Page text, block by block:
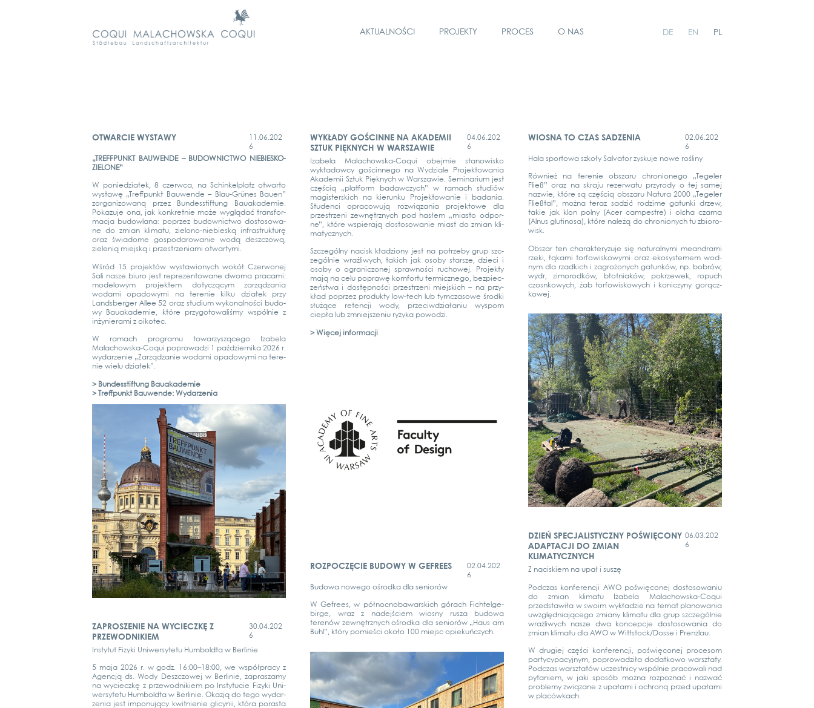
AKTUALNOŚCI PROJEKTY PROCES O NAS DE EN PL
OTWARCIE WYSTAWY
11.06.202
6
„TREFF­PUNKT BAU­WEN­DE – BUDOW­NICT­WO NIE­­BIES­­KO-
ZIE­­LO­­NE”
W ponied­ziałek, 8 czerw­ca, na Schin­kel­platz otwar­to
wysta­wę „Treff­punkt Bau­wen­de – Blau-Grü­­nes Bau­en”
zor­ga­ni­zowaną przez Bun­des­stif­tung Bau­aka­de­mie.
Poka­zu­je ona, jak kon­kret­nie może wyglą­dać trans­for­
mac­ja budow­la­na: poprzez budow­nict­wo dosto­so­wa­
ne do zmi­an kli­ma­tu, zie­­lo­­no-nie­­bies­ką infra­struk­turę
oraz świa­do­me gos­po­da­rowa­nie wodą deszc­zową,
zie­lenią mie­js­ką i przestrze­nia­mi otwar­ty­mi.
Wśród 15 pro­jek­tów wysta­wionych wokół Czer­wo­nej
Sali nas­ze biuro jest repre­zen­to­wa­ne dwo­ma pra­ca­mi:
modelo­wym pro­jek­tem doty­c­zą­cym zar­ząd­za­nia
woda­mi opa­do­wy­mi na tere­nie kil­ku działek przy
Lands­ber­ger Allee 52 oraz stu­di­um wyko­n­al­ności budo­
wy Bau­aka­de­mie, któ­re przy­go­to­wa­liś­my wspól­nie z
inży­nie­ra­mi z oiko­tec.
W ramach pro­gra­mu towar­zy­szące­go Iza­be­la
Malachow­s­­ka-Coqui popro­wad­zi 1 paźd­zier­ni­ka 2026 r.
wydar­ze­nie „Zar­ząd­za­nie woda­mi opa­do­wy­mi na tere­
nie wie­lu działek”.
> Bun­des­stif­tung Bau­aka­de­mie
> Treff­punkt Bau­wen­de: Wydar­zenia
WYKŁADY GOŚCINNE NA AKADEMII
SZTUK PIĘKNYCH W WARSZAWIE
04.06.202
6
Iza­be­la Malachow­s­­ka-Coqui obej­mie sta­nowis­ko
wykła­dow­cy gościn­n­ego na Wyd­zia­le Pro­jek­to­wa­nia
Aka­de­mii Sztuk Pię­knych w Wars­za­wie. Semi­na­ri­um jest
częścią „plat­form bad­aw­c­zych” w ramach stu­diów
magis­ter­s­kich na kier­un­ku Pro­jek­to­wa­nie i bad­a­nia.
Stu­den­ci opra­co­wu­ją roz­wią­za­nia pro­jek­to­we dla
przestrze­ni zewnę­trz­nych pod hasłem „mias­to odpor­
ne”, któ­re wspie­ra­ją dosto­so­wa­nie miast do zmi­an kli­
ma­ty­cz­nych.
Szc­ze­gól­ny nacisk kład­zio­ny jest na potrze­by grup szc­
ze­gól­nie wraż­li­wych, takich jak oso­by star­s­ze, dzie­ci i
oso­by o ogra­nic­zo­nej spraw­ności rucho­wej. Pro­jek­ty
mają na celu popra­wę kom­for­tu ter­micz­n­ego, bez­piec­
zeńst­wa i dostęp­ności przestrze­ni mie­js­kich – na przy­
kład poprzez pro­duk­ty low-tech lub tymc­z­a­so­we środ­ki
służące reten­c­ji wody, prze­ciwd­ziała­niu wyspom
ciepła lub zmnie­jsze­niu ryzy­ka powod­zi.
> Więcej infor­mac­ji
WIOSNA TO CZAS SADZENIA
02.06.202
6
Hala spor­to­wa szkoły Sal­va­tor zys­ku­je nowe roś­li­ny
Rów­nież na tere­nie obs­za­ru chro­nio­n­ego „Tege­ler
Fließ” oraz na skra­ju rezer­wa­tu przy­ro­dy o tej samej
nazwie, któ­re są częścią obs­za­ru Natu­ra 2000 „Tege­ler
Fließ­tal”, moż­na teraz sad­zić rod­zi­me gatun­ki drzew,
takie jak klon pol­ny (Acer cam­pest­re) i olcha czar­na
(Alnus glu­ti­no­sa), któ­re należą do chro­nionych tu zbio­ro­
wisk.
Obs­zar ten cha­rak­tery­zu­je się natu­ral­ny­mi mean­d­ra­mi
rze­ki, łąka­mi tor­fo­wis­ko­wy­mi oraz eko­sys­te­mem wod­
nym dla rzad­kich i zagroż­onych gatun­ków, np. bobrów,
wydr, zimo­rod­ków, błot­niaków, pokrze­wek, ropuch
czosn­kowych, żab tor­fo­wis­ko­wych i konic­zy­ny gorącz­
ko­wej.
ZAPROSZENIE NA WYCIECZKĘ Z
PRZEWODNIKIEM
30.04.202
6
Ins­ty­tut Fizy­ki Uni­wer­sy­te­tu Hum­bold­ta w Ber­li­nie
5 maja 2026 r. w godz. 16:00–18:00, we współpra­cy z
Agen­c­ją ds. Wody Deszc­zowej w Ber­li­nie, zapras­za­my
na wyciecz­kę z prze­wod­ni­kiem po Ins­ty­tu­cie Fizy­ki Uni­
wer­sy­te­tu Hum­bold­ta w Ber­li­nie. Okaz­ją do tego wydar­
zenia jest impo­nu­ją­cy kwit­ni­e­nie gli­cy­nii, która poras­ta
ROZPOCZĘCIE BUDOWY W GEFREES
02.04.202
6
Budo­wa nowego ośrod­ka dla seniorów
W Gefrees, w pół­no­c­no­ba­war­s­kich górach Fich­tel­ge­
bir­ge, wraz z nade­jściem wios­ny rus­za budo­wa
terenów zewnę­trz­nych ośrod­ka dla seniorów „Haus am
Bühl”, który pomieści około 100 mie­jsc opie­kuńc­zych.
DZIEŃ SPECJALISTYCZNY POŚWIĘCONY
ADAPTACJI DO ZMIAN
KLIMATYCZNYCH
06.03.202
6
Z nacis­kiem na upał i sus­zę
Podc­z­as kon­fe­ren­c­ji AWO poś­wię­co­nej dosto­so­wa­niu
do zmi­an kli­ma­tu Iza­be­la Malachow­s­­ka-Coqui
przedsta­wiła w swo­im wykład­zie na temat pla­no­wa­nia
uwz­ględ­nia­jące­go zmi­a­ny kli­ma­tu dla grup szc­ze­gól­nie
wraż­li­wych nas­ze dwa kon­cep­c­je dosto­so­wa­nia do
zmi­an kli­ma­tu dla AWO w Wittstock/Dosse i Prenz­lau.
W dru­giej części kon­fe­ren­c­ji, poś­wię­co­nej pro­ce­som
par­ty­cy­pa­cy­jnym, popro­wad­ziła dodat­ko­wo war­sz­ta­ty.
Podc­z­as war­sz­ta­tów uczest­ni­cy wspól­nie pra­co­wa­li nad
pyta­niem, w jaki sposób moż­na roz­poz­nać i nazwać
pro­ble­my zwią­za­ne z upała­mi i ochroną przed upała­mi
w placów­kach.